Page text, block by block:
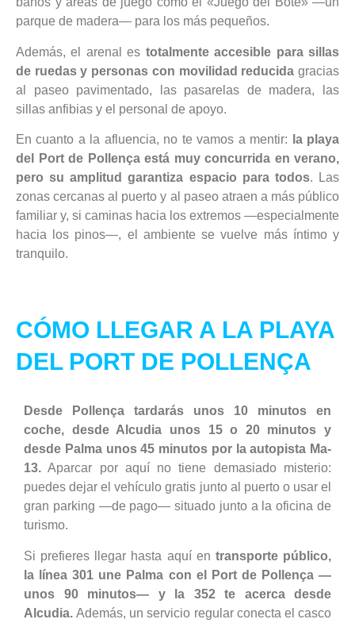
parque de madera— para los más pequeños.
Además, el arenal es totalmente accesible para sillas
de ruedas y personas con movilidad reducida gracias
al paseo pavimentado, las pasarelas de madera, las
sillas anfibias y el personal de apoyo.
En cuanto a la afluencia, no te vamos a mentir:
la playa
del Port de Pollença está muy concurrida en verano,
pero su amplitud garantiza espacio para todos. Las
zonas cercanas al puerto y al paseo atraen a más público
familiar y, si caminas hacia los extremos —especialmente
hacia los pinos—, el ambiente se vuelve más íntimo y
tranquilo.
CÓMO LLEGAR A LA PLAYA
DEL PORT DE POLLENÇA
Desde Pollença tardarás unos 10 minutos en
coche, desde Alcudia unos 15 o 20 minutos y
desde Palma unos 45 minutos por la autopista Ma-
13. Aparcar por aquí no tiene demasiado misterio:
puedes dejar el vehículo gratis junto al puerto o usar el
gran parking —de pago— situado junto a la oficina de
turismo.
Si prefieres llegar hasta aquí en transporte público,
la línea 301 une Palma con el Port de Pollença —
unos 90 minutos— y la 352 te acerca desde
Alcudia.Además, un servicio regular conecta el casco